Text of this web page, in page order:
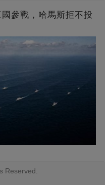
參戰，哈馬斯拒不投
Reserved.